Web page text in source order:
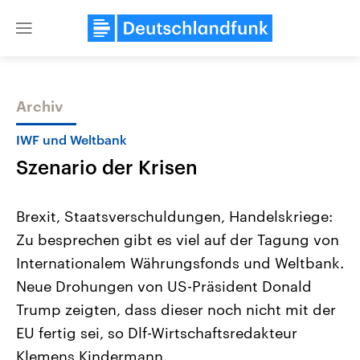
Close
Themen
Landtagswahl Sachsen-Anhalt
2026
Alle Informationen
Sachsen-Anhalt wählt am 6.
September 2026 einen neuen
Landtag. Seit 2021 wird das
Bundesland von einer Koalition aus
USA
Aktuelle Beiträge,
Hintergründe
Wirtschaftlich und
gehören die Vereinigten
Archiv
IWF und Weltbank
Szenario der Krisen
Brexit, Staatsverschuldungen, Handelskriege:
Zu besprechen gibt es viel auf der Tagung von
Internationalem Währungsfonds und Weltbank.
Neue Drohungen von US-Präsident Donald
Trump zeigten, dass dieser noch nicht mit der
EU fertig sei, so Dlf-Wirtschaftsredakteur
Klemens Kindermann.